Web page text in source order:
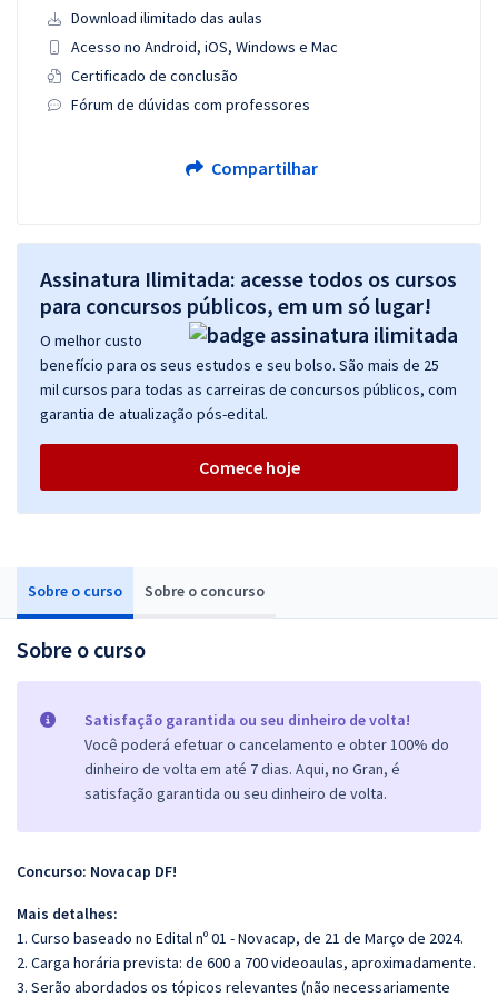
Sobre o curso Sobre o concurso
Sobre o curso
Satisfação garantida ou seu dinheiro de volta!
Você poderá efetuar o cancelamento e obter 100% do
dinheiro de volta em até 7 dias. Aqui, no Gran, é
satisfação garantida ou seu dinheiro de volta.
Concurso: Novacap DF!
Mais detalhes:
1. Curso baseado no Edital nº 01 - Novacap, de 21 de Março de 2024.
2. Carga horária prevista: de 600 a 700 videoaulas, aproximadamente.
3. Serão abordados os tópicos relevantes (não necessariamente
Download ilimitado das aulas
Acesso no Android, iOS, Windows e Mac
Certificado de conclusão
Fórum de dúvidas com professores
Compartilhar
Assinatura Ilimitada: acesse todos os cursos
para concursos públicos, em um só lugar!
O melhor custo
benefício para os seus estudos e seu bolso. São mais de 25
mil cursos para todas as carreiras de concursos públicos, com
garantia de atualização pós-edital.
Comece hoje